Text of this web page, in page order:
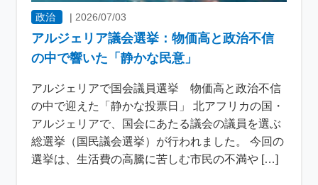
政治 | 2026/07/03
アルジェリア議会選挙：物価高と政治不信
の中で響いた「静かな民意」
アルジェリアで国会議員選挙 物価高と政治不信
の中で迎えた「静かな投票日」 北アフリカの国・
アルジェリアで、国会にあたる議会の議員を選ぶ
総選挙（国民議会選挙）が行われました。 今回の
選挙は、生活費の高騰に苦しむ市民の不満や […]